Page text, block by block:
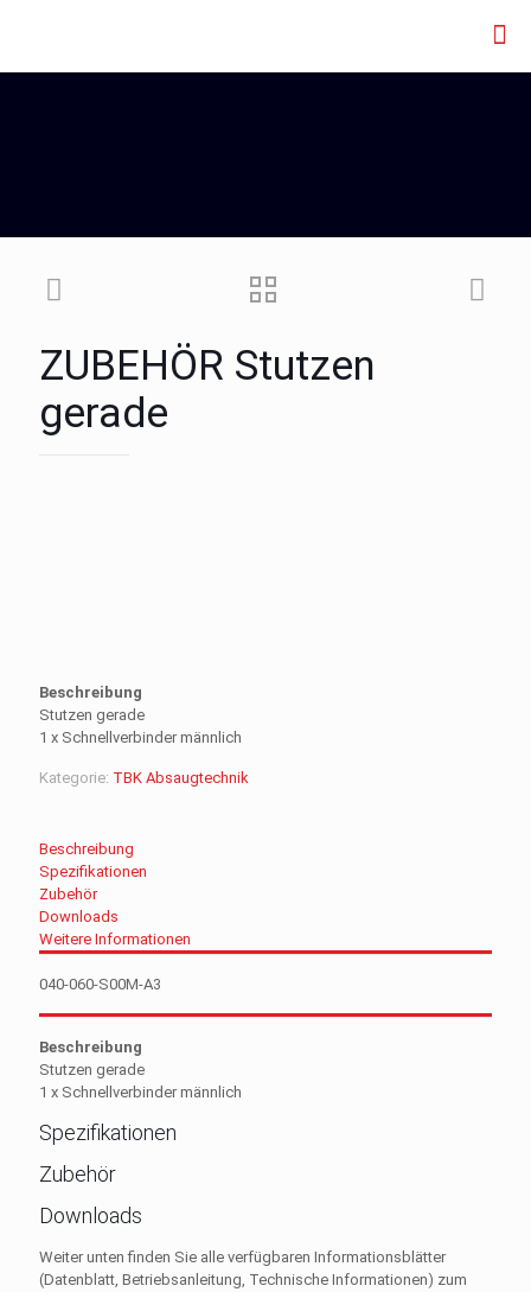
ZUBEHÖR Stutzen
gerade
Beschreibung
Stutzen gerade
1 x Schnellverbinder männlich
Kategorie: TBK Absaugtechnik
Beschreibung
Spezifikationen
Zubehör
Downloads
Weitere Informationen
040-060-S00M-A3
Beschreibung
Stutzen gerade
1 x Schnellverbinder männlich
Spezifikationen
Zubehör
Downloads
Weiter unten finden Sie alle verfügbaren Informationsblätter
(Datenblatt, Betriebsanleitung, Technische Informationen) zum